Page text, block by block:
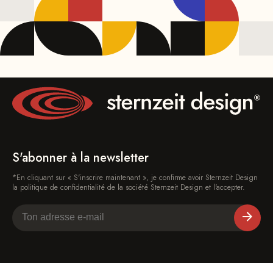
S'abonner à la newsletter
*En cliquant sur « S'inscrire maintenant », je confirme avoir Sternzeit Design
la politique de confidentialité de la société Sternzeit Design et l'accepter.